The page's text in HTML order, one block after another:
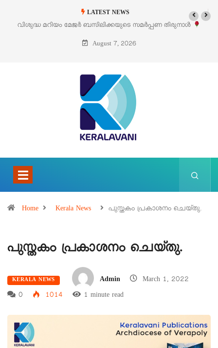
LATEST NEWS
തിരുനാൾ
‘പെറ്റൽസ്’ ലൈഫ് സ്റ്റൈൽ എക്സിബിഷനും സെയിലും
പെരുമാനൂരിൽ
August 7, 2026
Home Kerala News പുസ്തകം പ്രകാശനം ചെയ്തു.
പുസ്തകം പ്രകാശനം ചെയ്തു.
KERALA NEWS Admin
March 1, 2022
0
1014 1 minute read